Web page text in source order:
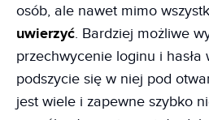
osób, ale nawet mimo
uwierzyć. Bardziej możliwe
przechwycenie loginu i
podszycie się w niej pod
jest wiele i zapewne szybko